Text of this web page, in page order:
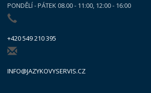
PONDĚLÍ - PÁTEK 08.00 - 11:00, 12:00 - 16:00
+420 549 210 395
INFO@JAZYKOVYSERVIS.CZ